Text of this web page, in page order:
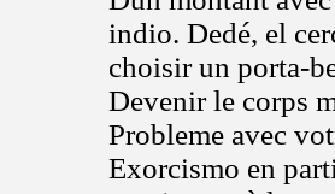
indio. Dedé, el
choisir un porta-
Devenir le corps
Probleme avec
Exorcismo en